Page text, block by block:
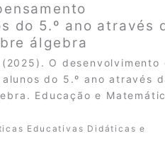
do 5.º ano através
álgebra
O desenvolvimento
do 5.º ano através
Educação e
Educativas Didáticas e